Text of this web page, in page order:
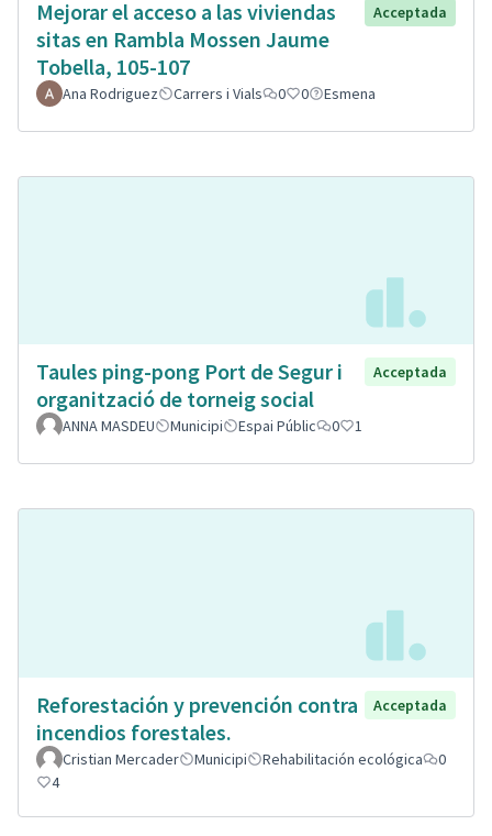
Mejorar el acceso a las viviendas
sitas en Rambla Mossen Jaume
Tobella, 105-107
Acceptada
Ana Rodriguez Carrers i Vials 0 0 Esmena
Taules ping-pong Port de Segur i
organització de torneig social
Acceptada
ANNA MASDEU Municipi Espai Públic 0 1
Reforestación y prevención contra
incendios forestales.
Acceptada
Cristian Mercader Municipi Rehabilitación ecológica
0
4